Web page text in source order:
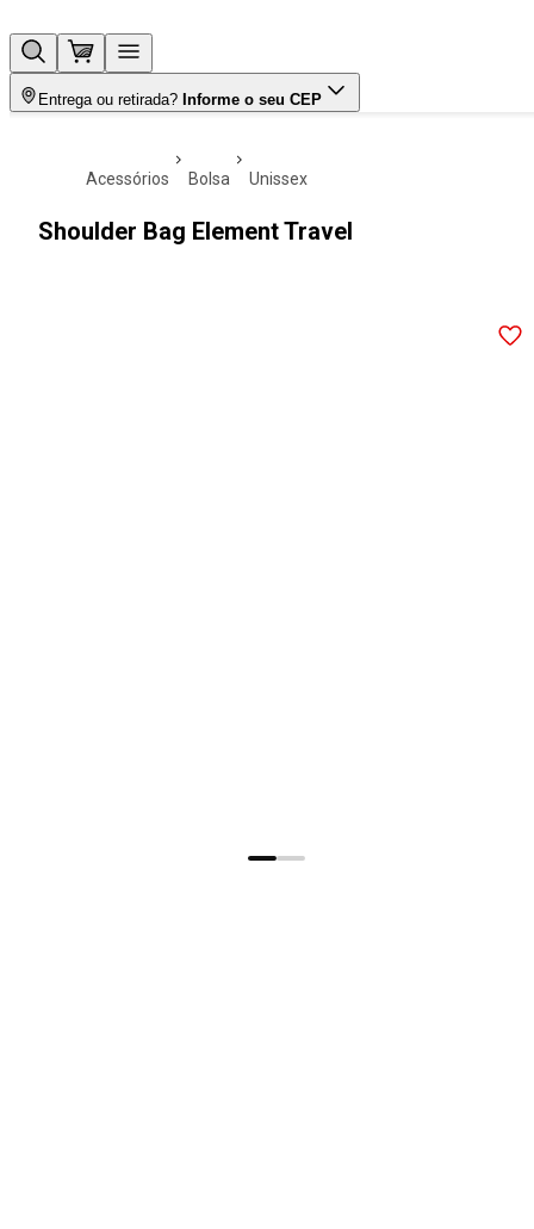
Entrega ou retirada? Informe o seu CEP
acessórios bolsa unissex
Shoulder Bag Element Travel